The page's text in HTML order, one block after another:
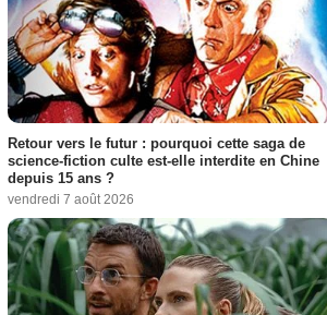
Retour vers le futur : pourquoi cette saga de
science-fiction culte est-elle interdite en Chine
depuis 15 ans ?
vendredi 7 août 2026